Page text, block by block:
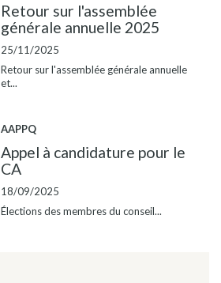
Retour sur l'assemblée
générale annuelle 2025
25/11/2025
Retour sur l'assemblée générale annuelle
et...
AAPPQ
Appel à candidature pour le
CA
18/09/2025
Élections des membres du conseil...